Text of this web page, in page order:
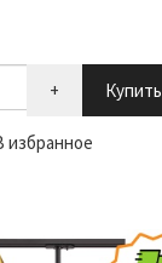
+ Купить
избранное